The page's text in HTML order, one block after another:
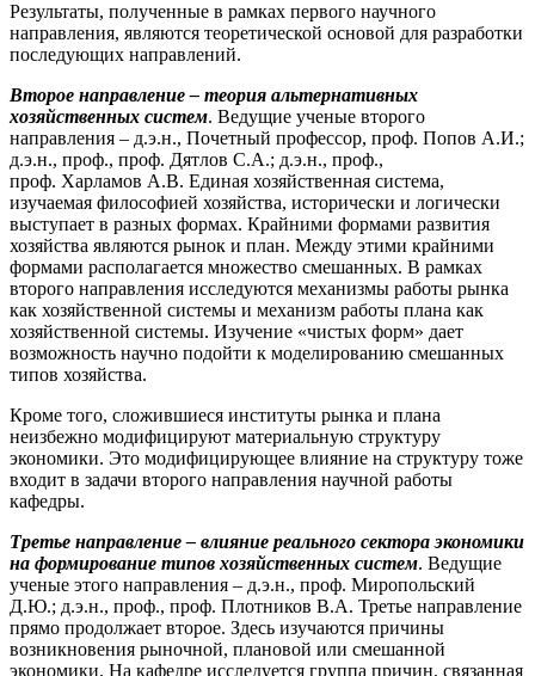
Результаты, полученные в рамках первого научного
направления, являются теоретической основой для разработки
последующих направлений.
Второе направление – теория альтернативных
хозяйственных систем. Ведущие ученые второго
направления – д.э.н., Почетный профессор, проф. Попов А.И.;
д.э.н., проф., проф. Дятлов С.А.; д.э.н., проф.,
проф. Харламов А.В. Единая хозяйственная система,
изучаемая философией хозяйства, исторически и логически
выступает в разных формах. Крайними формами развития
хозяйства являются рынок и план. Между этими крайними
формами располагается множество смешанных. В рамках
второго направления исследуются механизмы работы рынка
как хозяйственной системы и механизм работы плана как
хозяйственной системы. Изучение «чистых форм» дает
возможность научно подойти к моделированию смешанных
типов хозяйства.
Кроме того, сложившиеся институты рынка и плана
неизбежно модифицируют материальную структуру
экономики. Это модифицирующее влияние на структуру тоже
входит в задачи второго направления научной работы
кафедры.
Третье направление – влияние реального сектора экономики
на формирование типов хозяйственных систем. Ведущие
ученые этого направления – д.э.н., проф. Миропольский
Д.Ю.; д.э.н., проф., проф. Плотников В.А. Третье направление
прямо продолжает второе. Здесь изучаются причины
возникновения рыночной, плановой или смешанной
экономики. На кафедре исследуется группа причин, связанная